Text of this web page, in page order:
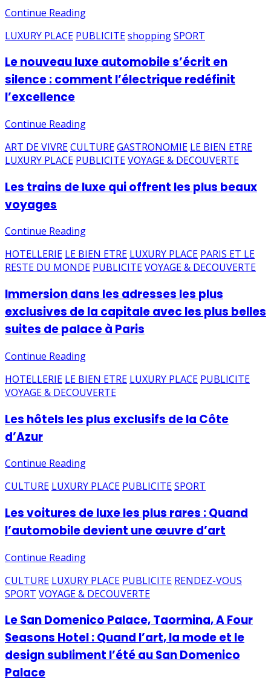
Continue Reading
LUXURY PLACE PUBLICITEshoppingSPORT
Le nouveau luxe automobile s’écrit en
silence : comment l’électrique redéfinit
l’excellence
Continue Reading
ART DE VIVRECULTUREGASTRONOMIE LE BIEN ETRE
LUXURY PLACE PUBLICITEVOYAGE & DECOUVERTE
Les trains de luxe qui offrent les plus beaux
voyages
Continue Reading
HOTELLERIE LE BIEN ETRE LUXURY PLACE PARIS ET LE
RESTE DU MONDE PUBLICITEVOYAGE & DECOUVERTE
Immersion dans les adresses les plus
exclusives de la capitale avec les plus belles
suites de palace à Paris
Continue Reading
HOTELLERIE LE BIEN ETRE LUXURY PLACE PUBLICITE
VOYAGE & DECOUVERTE
Les hôtels les plus exclusifs de la Côte
d’Azur
Continue Reading
CULTURE LUXURY PLACE PUBLICITESPORT
Les voitures de luxe les plus rares : Quand
l’automobile devient une œuvre d’art
Continue Reading
CULTURE LUXURY PLACE PUBLICITE RENDEZ-VOUS
SPORT VOYAGE & DECOUVERTE
Le San Domenico Palace, Taormina, A Four
Seasons Hotel : Quand l’art, la mode et le
design subliment l’été au San Domenico
Palace